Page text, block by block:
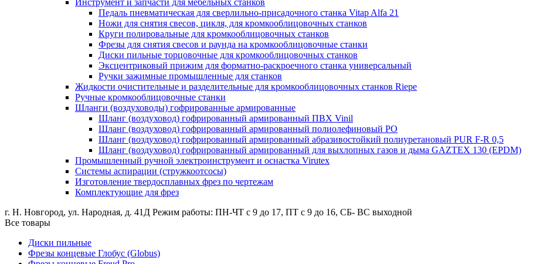
Инструмент и запчасти для мебельных станков
Педаль пневматическая для сверлильно-присадочного станка Vitap Alfa 21
Ножи для снятия свесов, цикля, для кромкооблицовочных станков
Круги полировальные для кромкооблицовочных станков
Фрезы для снятия свесов и раунда на кромкооблицовочные станки
Диски пильные торцовочные для кромкооблицовочных станков
Эксцентриковый прижим для форматно-раскроечного станка универсальный
Ручки зажимные промышленные для станков
Жидкости очистительные и разделительные для кромкооблицовочных станков Riepe
Ручные кромкооблицовочные станки
Шланги (воздуховоды) гофрированные армированные
Шланг (воздуховод) гофрированный армированный ПВХ Vinil
Шланг (воздуховод) гофрированный армированный полиолефиновый PO
Шланг (воздуховод) гофрированный армированный абразивостойкий полиуретановый PUR F-R 0,5
Шланг (воздуховод) гофрированный армированный для выхлопных газов и дыма GAZTEX 130 (EPDM)
Промышленный ручной электроинструмент и оснастка Virutex
Системы аспирации (стружкоотсосы)
Изготовление твердосплавных фрез по чертежам
Комплектующие для фрез
г. Н. Новгород, ул. Народная, д. 41Д Режим работы: ПН-ЧТ с 9 до 17, ПТ с 9 до 16, СБ- ВС выходной
Все товары
Диски пильные
Фрезы концевые Глобус (Globus)